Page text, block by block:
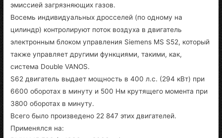
эмиссией загрязняющих газов.
Восемь индивидуальных дросселей (по одному на
цилиндр) контролируют поток воздуха в двигатель
электронным блоком управления Siemens MS S52, который
также управляет другими функциями, такими, как,
система Double VANOS.
S62 двигатель выдает мощность в 400 л.с. (294 кВт) при
6600 оборотах в минуту и 500 Нм крутящего момента при
3800 оборотах в минуту.
Всего было произведено 22 847 этих двигателей.
Применялся на: